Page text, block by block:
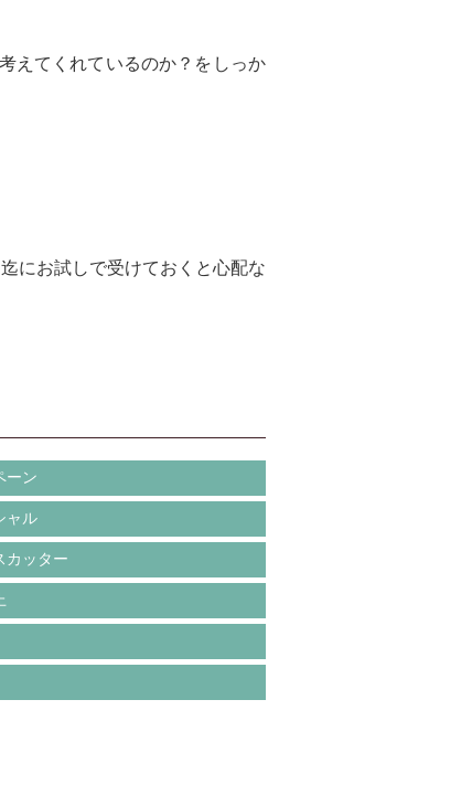
えてくれているのか？をしっか
にお試しで受けておくと心配な
ーン
ャル
カッター